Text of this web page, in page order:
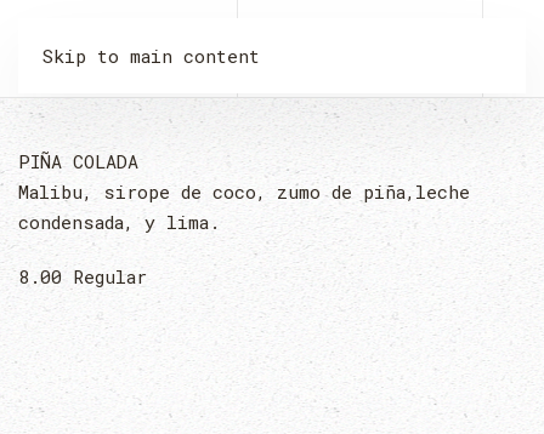
Skip to main content
LA MALQUERIDA
PIÑA COLADA
Malibu, sirope de coco, zumo de piña,leche
condensada, y lima.
8.00 Regular